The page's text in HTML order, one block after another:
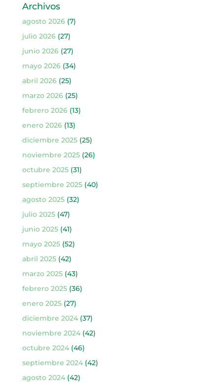
Archivos
agosto 2026(7)
julio 2026(27)
junio 2026(27)
mayo 2026(34)
abril 2026(25)
marzo 2026(25)
febrero 2026(13)
enero 2026(13)
diciembre 2025(25)
noviembre 2025(26)
octubre 2025(31)
septiembre 2025(40)
agosto 2025(32)
julio 2025(47)
junio 2025(41)
mayo 2025(52)
abril 2025(42)
marzo 2025(43)
febrero 2025(36)
enero 2025(27)
diciembre 2024(37)
noviembre 2024(42)
octubre 2024(46)
septiembre 2024(42)
agosto 2024(42)